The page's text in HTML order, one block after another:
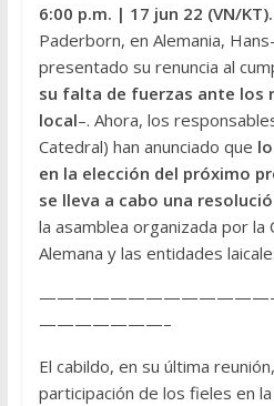
6:00 p.m. | 17 jun 22 (VN/
Paderborn, en Alemania,
presentado su renuncia al
su falta de fuerzas ante los
local–. Ahora, los
Catedral) han anunciado que
en la elección del próximo
se lleva a cabo una
la asamblea organizada por la
Alemana y las entidades
———————–
El cabildo, en su última
participación de los fieles en